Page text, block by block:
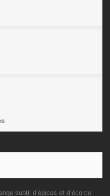
subtil d’épices et d’écorce